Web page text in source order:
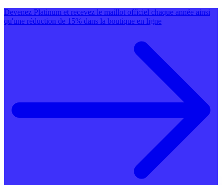
Devenez Platinum et recevez le maillot officiel chaque année ainsi
qu'une réduction de 15% dans la boutique en ligne